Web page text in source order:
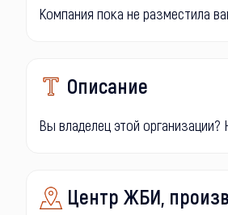
Компания пока не разместила
Описание
Вы владелец этой
Центр ЖБИ,